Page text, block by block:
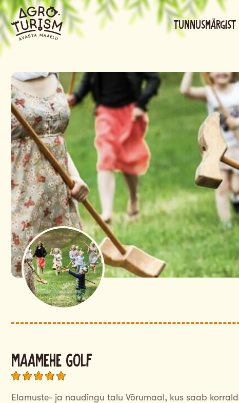
Tunnusmärgist
Maamehe Golf
Elamuste- ja naudingu talu Võrumaal, kus saab